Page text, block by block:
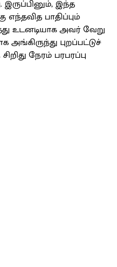
இருப்பினும், இந்த
எந்தவித பாதிப்பும்
உடனடியாக அவர் வேறு
அங்கிருந்து புறப்பட்டுச்
நேரம் பரபரப்பு